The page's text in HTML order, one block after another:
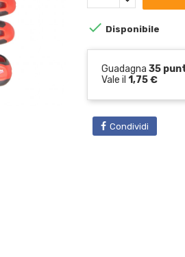
 Disponibile
Guadagna 35
Vale il 1,75 €
Condividi